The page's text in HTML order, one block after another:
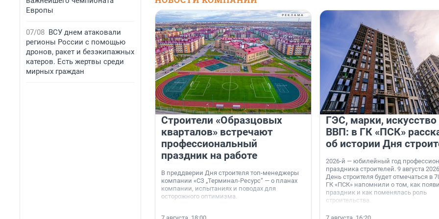
Европы
07/08 ВСУ днем атаковали
регионы России с помощью
дронов, ракет и безэкипажных
катеров. Есть жертвы среди
мирных граждан
Строители «Образцовых
кварталов» встречают
профессиональный
праздник на работе
В преддверии Дня строителя топ-менеджеры
компании «СЗ „Терминал-Ресурс“ — о планах
компании, испытаниях и поводах для
осторожного оптимизма.
ГЭС, марки, искусство
ВВП: в ГК «ПСК»
об истории Дня
2026-й — юбилейный год
праздника строителей. 9 августа
День строителя будет отмечаться в
ГК «ПСК» напомнили о том, как
праздник и как поменялась роль
строительства.